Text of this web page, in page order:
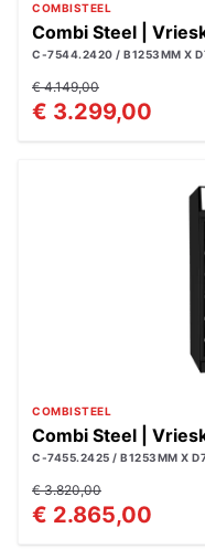
COMBISTEEL
Combi Steel |
C-7544.2420 / B1253MM X
€ 4.149,00
€ 3.299,00
COMBISTEEL
Combi Steel |
C-7455.2425 / B1253MM X
€ 3.820,00
€ 2.865,00